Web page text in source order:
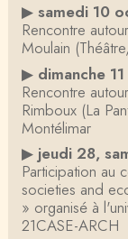
▶ samedi 10
Rencontre
Moulain
▶ dimanche
Rencontre
Rimboux (La
Montélimar
▶ jeudi 28,
Participation
societies and
» organisé à
21CASE-ARCH